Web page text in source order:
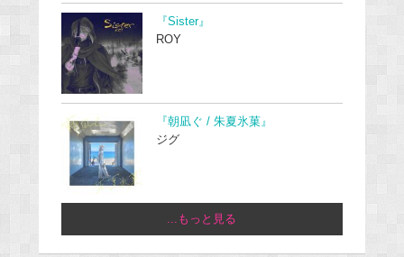
『Sister』
ROY
『朝凪ぐ / 朱夏氷菓』
ジグ
...もっと見る